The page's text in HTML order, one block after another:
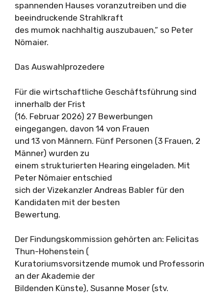
spannenden Hauses voranzutreiben und die
beeindruckende Strahlkraft
des mumok nachhaltig auszubauen,“ so Peter
Nömaier.
Das Auswahlprozedere
Für die wirtschaftliche Geschäftsführung sind
innerhalb der Frist
(16. Februar 2026) 27 Bewerbungen
eingegangen, davon 14 von Frauen
und 13 von Männern. Fünf Personen (3 Frauen, 2
Männer) wurden zu
einem strukturierten Hearing eingeladen. Mit
Peter Nömaier entschied
sich der Vizekanzler Andreas Babler für den
Kandidaten mit der besten
Bewertung.
Der Findungskommission gehörten an: Felicitas
Thun-Hohenstein (
Kuratoriumsvorsitzende mumok und Professorin
an der Akademie der
Bildenden Künste), Susanne Moser (stv.